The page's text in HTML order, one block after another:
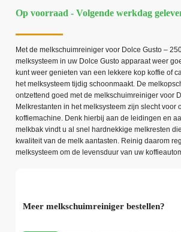
Op voorraad - Volgende werkdag
Met de melkschuimreiniger voor Dolce Gusto –
melksysteem in uw Dolce Gusto apparaat weer
kunt weer genieten van een lekkere kop koffie of
het melksysteem tijdig schoonmaakt. De
ontzettend goed met de melkschuimreiniger voor
Melkrestanten in het melksysteem zijn slecht voor
koffiemachine. Denk hierbij aan de leidingen en
melkbak vindt u al snel hardnekkige melkresten
kwaliteit van de melk aantasten. Reinig daarom
melksysteem om de levensduur van uw
Meer melkschuimreiniger bestellen?